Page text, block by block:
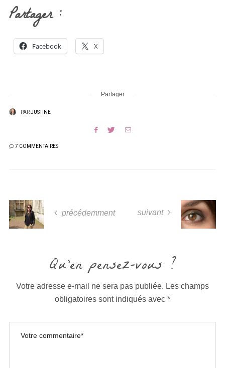
Partager :
Facebook X
Partager
PARJUSTINE
7 COMMENTAIRES
précédemment suivant
Qu'en pensez-vous ?
Votre adresse e-mail ne sera pas publiée. Les champs
obligatoires sont indiqués avec *